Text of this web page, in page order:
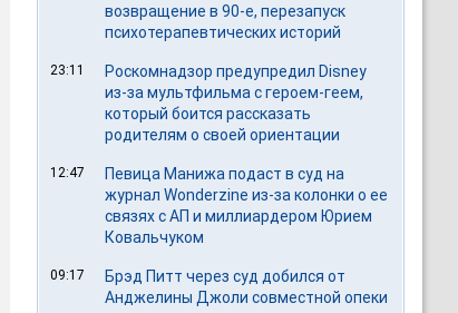
возвращение в 90-е, перезапуск
психотерапевтических историй
23:11
Роскомнадзор предупредил Disney
из-за мультфильма c героем-геем,
который боится рассказать
родителям о своей ориентации
12:47
Певица Манижа подаст в суд на
журнал Wonderzine из-за колонки о ее
связях с АП и миллиардером Юрием
Ковальчуком
09:17
Брэд Питт через суд добился от
Анджелины Джоли совместной опеки